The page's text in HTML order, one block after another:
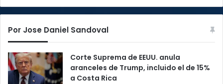
Por Jose Daniel Sandoval
Corte Suprema de EEUU. anula
aranceles de Trump, incluido el de 15%
a Costa Rica